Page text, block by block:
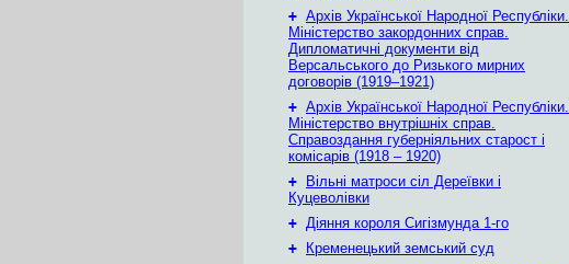
+ Архів Української Народної Республіки.
Міністерство закордонних справ.
Дипломатичні документи від
Версальського до Ризького мирних
договорів (1919–1921)
+ Архів Української Народної Республіки.
Міністерство внутрішніх справ.
Справоздання губерніяльних старост і
комісарів (1918 – 1920)
+
Вільні матроси сіл Дереївки і
Куцеволівки
+ Діяння короля Сигізмунда 1-го
+
Кременецький земський суд